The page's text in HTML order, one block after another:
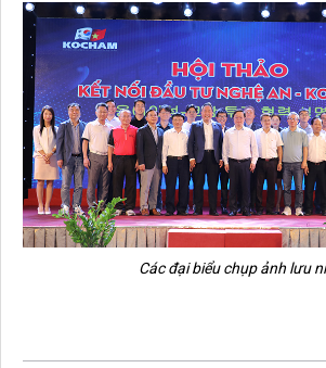
Các đại biểu chụp ảnh lưu